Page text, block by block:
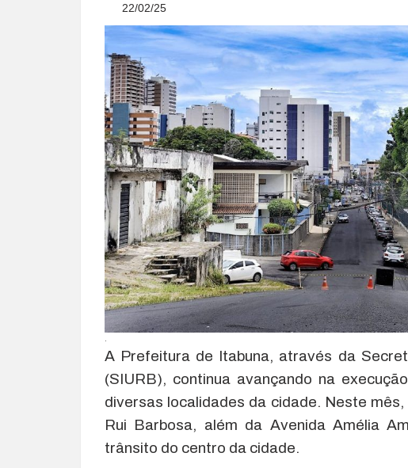
22/02/25
A Prefeitura de Itabuna, através da
(SIURB), continua avançando na
diversas localidades da cidade. Neste
Rui Barbosa, além da Avenida Amélia
trânsito do centro da cidade.